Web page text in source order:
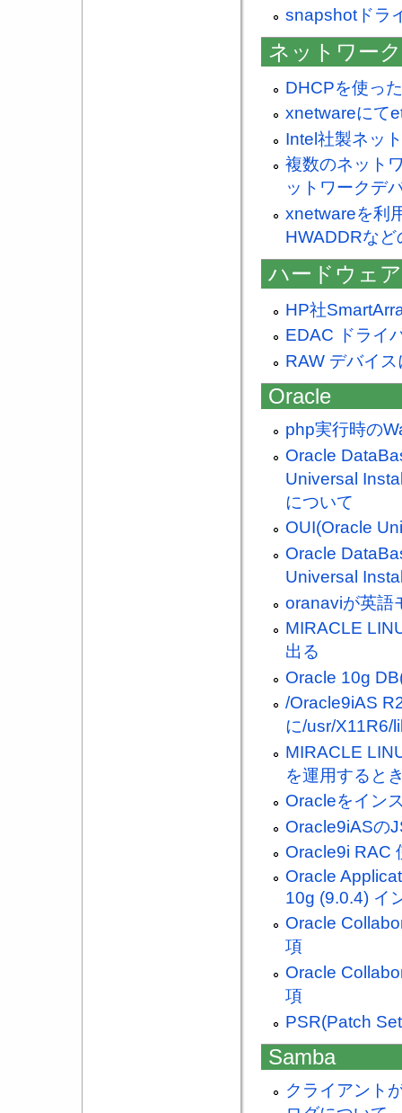
snapshotドラ
ネットワーク
DHCPを使っ
xnetwareにて
Intel社製ネッ
複数のネット
ットワークデ
xnetwareを利
HWADDRな
ハードウェ
HP社
EDAC ドライ
RAW デバイ
Oracle
php実行時の
Oracle
Universal
について
OUI(Oracle
Oracle
Universal
oranaviが英語
MIRACLE
出る
Oracle 10g
/Oracle9iAS
に/usr/X11R6/
MIRACLE
を運用すると
Oracleをイン
Oracle9iASの
Oracle9i RAC
Oracle
10g (9.0.4) イ
Oracle
項
Oracle
項
PSR(Patch
Samba
クライアント